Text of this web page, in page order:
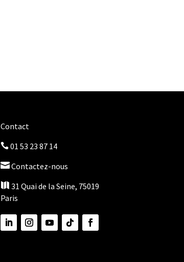
Contact
01 53 23 87 14
Contactez-nous
 31 Quai de la Seine, 75019
Paris